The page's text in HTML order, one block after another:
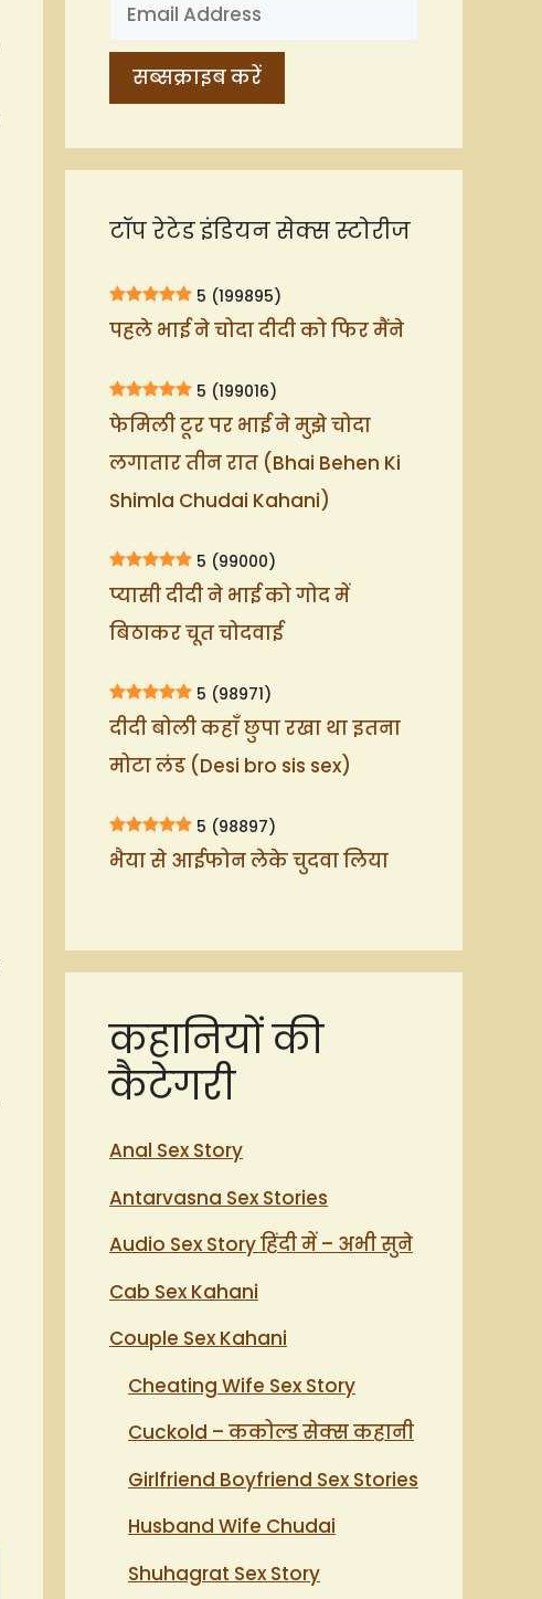
टॉप रेटेड इंडियन सेक्स स्टोरीज
5 (199895)
पहले भाई ने चोदा दीदी को फिर मैंने
5 (199016)
फेमिली टूर पर भाई ने मुझे चोदा
लगातार तीन रात (Bhai Behen Ki
Shimla Chudai Kahani)
5 (99000)
प्यासी दीदी ने भाई को गोद में
बिठाकर चूत चोदवाई
5 (98971)
दीदी बोली कहाँ छुपा रखा था इतना
मोटा लंड (Desi bro sis sex)
5 (98897)
भैया से आईफोन लेके चुदवा लिया
कहानियों की
कैटेगरी
Anal Sex Story
Antarvasna Sex Stories
Audio Sex Story हिंदी में – अभी सुने
Cab Sex Kahani
Couple Sex Kahani
Cheating Wife Sex Story
Cuckold – ककोल्ड सेक्स कहानी
Girlfriend Boyfriend Sex Stories
Husband Wife Chudai
Shuhagrat Sex Story